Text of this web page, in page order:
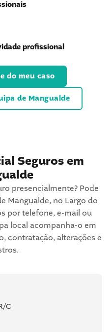
profissional
do meu caso
de Mangualde
Seguros em
presencialmente? Pode
Mangualde, no Largo do
por telefone, e-mail ou
local acompanha-o em
contratação, alterações e
C